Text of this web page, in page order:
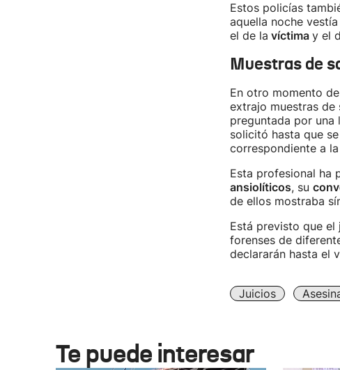
Estos policías
aquella noche
el de la víctima y el
Muestras de
En otro momento
extrajo muestras de
preguntada por una
solicitó hasta que
correspondiente a
Esta profesional ha
ansiolíticos, su
de ellos mostraba
Está previsto que
forenses de
declararán hasta el
Juicios
Te puede interesar